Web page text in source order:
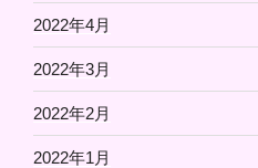
2022年4月
2022年3月
2022年2月
2022年1月